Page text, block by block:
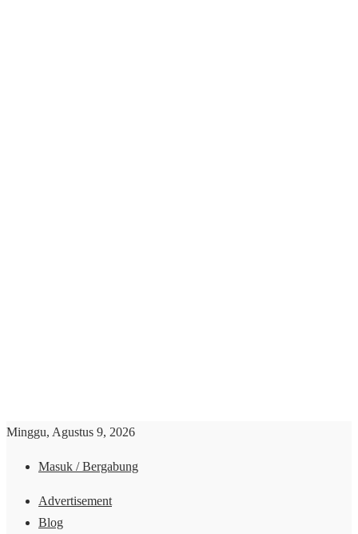
Minggu, Agustus 9, 2026
Masuk / Bergabung
Advertisement
Blog